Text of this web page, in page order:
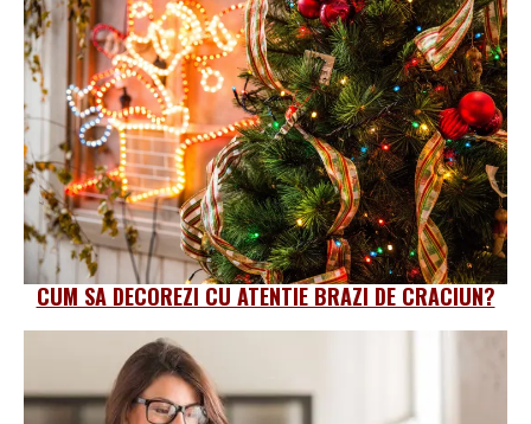
CUM SA DECOREZI CU ATENTIE BRAZI DE CRACIUN?